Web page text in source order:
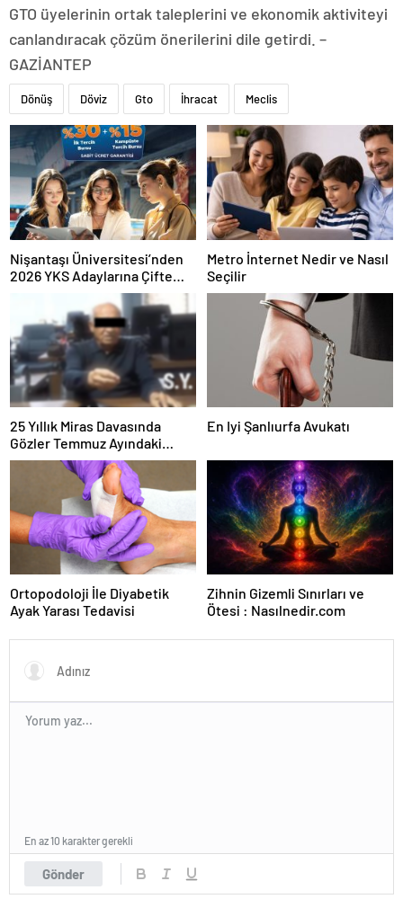
GTO üyelerinin ortak taleplerini ve ekonomik aktiviteyi
canlandıracak çözüm önerilerini dile getirdi. –
GAZİANTEP
Dönüş Döviz Gto İhracat Meclis
Nişantaşı Üniversitesi’nden
2026 YKS Adaylarına Çifte
Güvence: Sabit Ücret ve
Kesintisiz Burs
Metro İnternet Nedir ve Nasıl
Seçilir
25 Yıllık Miras Davasında
Gözler Temmuz Ayındaki
Karar Duruşmasına Çevrildi
En Iyi Şanlıurfa Avukatı
Ortopodoloji İle Diyabetik
Ayak Yarası Tedavisi
Zihnin Gizemli Sınırları ve
Ötesi : Nasılnedir.com
Gönder
En az 10 karakter gerekli